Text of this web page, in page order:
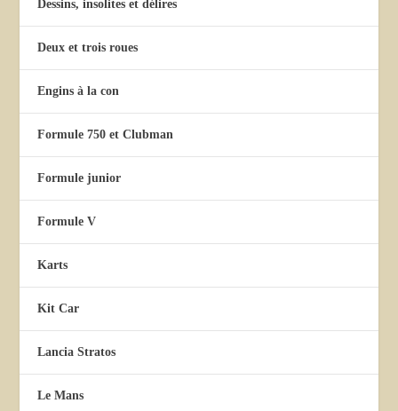
Dessins, insolites et délires
Deux et trois roues
Engins à la con
Formule 750 et Clubman
Formule junior
Formule V
Karts
Kit Car
Lancia Stratos
Le Mans